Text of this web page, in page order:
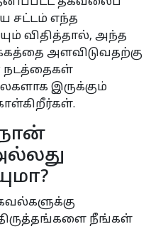
சட்டம் எந்த
விதித்தால், அந்த
அளவிடுவதற்கு
இருக்கும்
நீங்கள்